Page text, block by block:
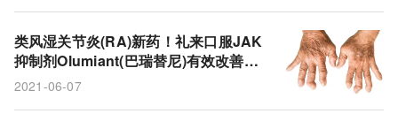
类风湿关节炎(RA)新药！礼来口服JAK
抑制剂Olumiant(巴瑞替尼)有效改善疼
痛/身体功能/关节晨僵，优于Humira!
2021-06-07